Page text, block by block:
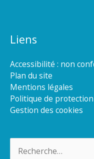
Liens
Accessibilité : non
Plan du site
Mentions légales
Politique de
Gestion des cookies